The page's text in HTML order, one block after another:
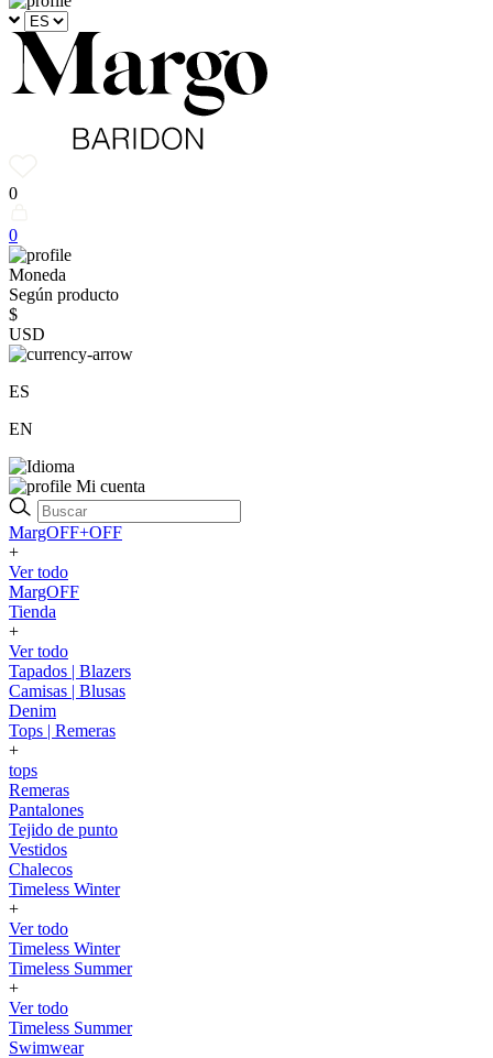
0
0
Moneda
Según producto
$
USD
ES
EN
Mi cuenta
MargOFF+OFF
+
Ver todo
MargOFF
Tienda
+
Ver todo
Tapados | Blazers
Camisas | Blusas
Denim
Tops | Remeras
+
tops
Remeras
Pantalones
Tejido de punto
Vestidos
Chalecos
Timeless Winter
+
Ver todo
Timeless Winter
Timeless Summer
+
Ver todo
Timeless Summer
Swimwear